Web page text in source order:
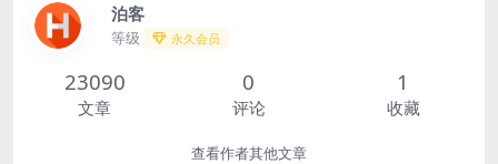
泊客
等级 永久会员
23090
文章
0
评论
1
收藏
查看作者其他文章